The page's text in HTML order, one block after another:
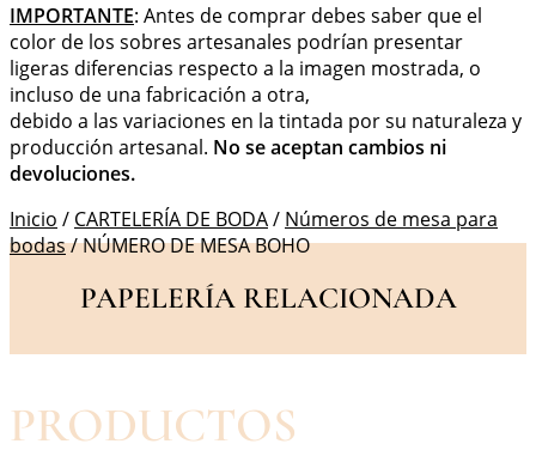
IMPORTANTE: Antes de comprar debes saber que el
color de los sobres artesanales podrían presentar
ligeras diferencias respecto a la imagen mostrada, o
incluso de una fabricación a otra,
debido a las variaciones en la tintada por su naturaleza y
producción artesanal. No se aceptan cambios ni
devoluciones.
Inicio / CARTELERÍA DE BODA/ Números de mesa para
bodas/ NÚMERO DE MESA BOHO
PAPELERÍA RELACIONADA
PRODUCTOS